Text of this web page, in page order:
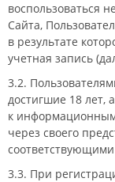
воспользоваться
Сайта,
в результате
учетная запись
3.2.
достигшие 18 лет,
к
через своего
3.3. При